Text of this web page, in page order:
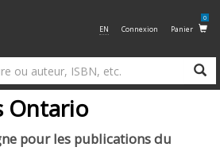
EN Connexion Panier
0
Ontario
pour les publications du